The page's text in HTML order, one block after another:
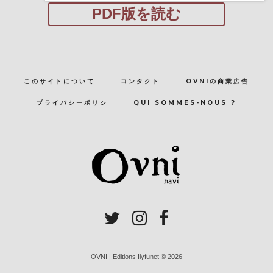
PDF版を読む
このサイトについて コンタクト OVNIの商業広告
プライバシーポリシ QUI SOMMES-NOUS ?
OVNI | Editions Ilyfunet © 2026